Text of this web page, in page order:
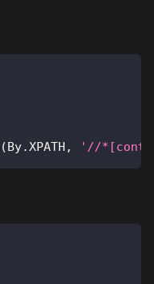
( By.XPATH , '//